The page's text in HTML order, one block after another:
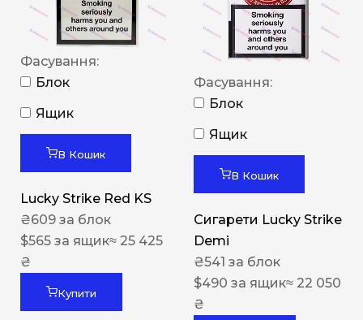
Фасування:
Блок
Ящик
В Кошик
Lucky Strike Red KS
₴609 за блок
$565 за ящик≈ 25 425
₴
Купити
Фасування:
Блок
Ящик
В Кошик
Сигарети Lucky Strike
Demi
₴541 за блок
$490 за ящик≈ 22 050
₴